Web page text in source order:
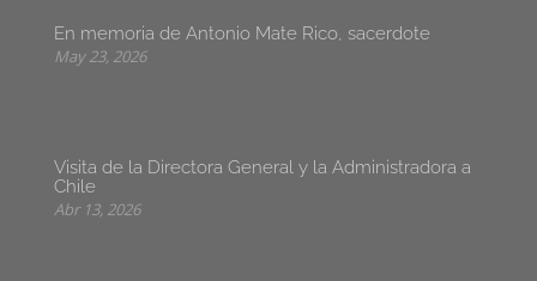
En memoria de Antonio Mate Rico, sacerdote
May 23, 2026
Visita de la Directora General y la Administradora a
Chile
Abr 13, 2026